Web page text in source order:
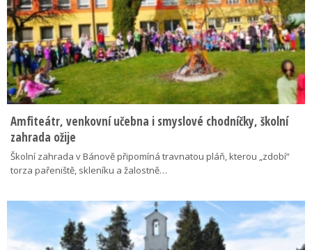
Amfiteátr, venkovní učebna i smyslové chodníčky, školní
zahrada ožije
Školní zahrada v Bánově připomíná travnatou pláň, kterou „zdobí“
torza pařeniště, skleníku a žalostně…